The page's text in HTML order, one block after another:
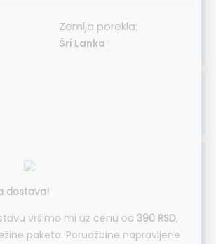
Zemlja porekla:
Šri Lanka
dostava!
vršimo mi uz cenu od 390 RSD,
paketa. Porudžbine napravljene